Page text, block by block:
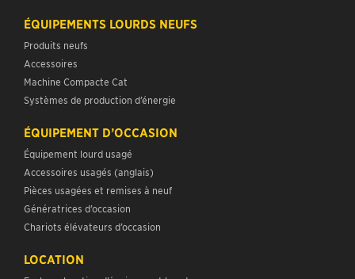
ÉQUIPEMENTS LOURDS NEUFS
Produits neufs
Accessoires
Machine Compacte Cat
Systèmes de production d’énergie
ÉQUIPEMENT D’OCCASION
Équipement lourd usagé
Accessoires usagés (anglais)
Pièces usagées et remises à neuf
Génératrices d’occasion
Chariots élévateurs d’occasion
LOCATION